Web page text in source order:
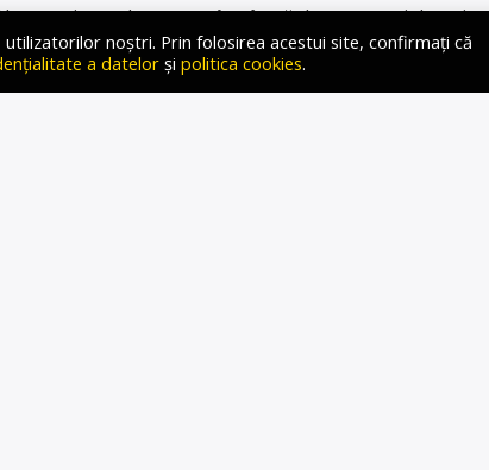
angajat sud-coreean în vârstă de patruzeci de ani
pe care îl inspecta, relatează BBC . Angajatul
noștri. Prin folosirea acestui site, confirmați că
a datelorși politica cookies.